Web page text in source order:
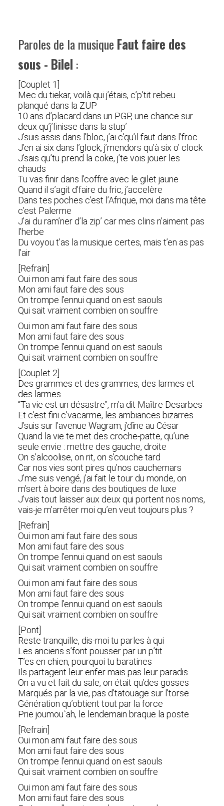
Paroles de la musique Faut faire des
sous - Bilel :
[Couplet 1]
Mec du tiekar, voilà qui j’étais, c’p’tit rebeu
planqué dans la ZUP
10 ans d’placard dans un PGP, une chance sur
deux qu’j’finisse dans la stup’
J’suis assis dans l’bloc, j’ai c’qu’il faut dans l’froc
J’en ai six dans l’glock, j’mendors qu’à six o’ clock
J’sais qu’tu prend la coke, j’te vois jouer les
chauds
Tu vas finir dans l’coffre avec le gilet jaune
Quand il s’agit d’faire du fric, j’accelère
Dans tes poches c’est l’Afrique, moi dans ma tête
c’est Palerme
J’ai du ram’ner d’la zip’ car mes clins n’aiment pas
l’herbe
Du voyou t’as la musique certes, mais t’en as pas
l’air
[Refrain]
Oui mon ami faut faire des sous
Mon ami faut faire des sous
On trompe l’ennui quand on est saouls
Qui sait vraiment combien on souffre
Oui mon ami faut faire des sous
Mon ami faut faire des sous
On trompe l’ennui quand on est saouls
Qui sait vraiment combien on souffre
[Couplet 2]
Des grammes et des grammes, des larmes et
des larmes
“Ta vie est un désastre”, m’a dit Maître Desarbes
Et c’est fini c’vacarme, les ambiances bizarres
J’suis sur l’avenue Wagram, j’dîne au César
Quand la vie te met des croche-patte, qu’une
seule envie : mettre des gauche, droite
On s’alcoolise, on rit, on s’couche tard
Car nos vies sont pires qu’nos cauchemars
J’me suis vengé, j’ai fait le tour du monde, on
m’sert à boire dans des boutiques de luxe
J’vais tout laisser aux deux qui portent nos noms,
vais-je m’arrêter moi qu’en veut toujours plus ?
[Refrain]
Oui mon ami faut faire des sous
Mon ami faut faire des sous
On trompe l’ennui quand on est saouls
Qui sait vraiment combien on souffre
Oui mon ami faut faire des sous
Mon ami faut faire des sous
On trompe l’ennui quand on est saouls
Qui sait vraiment combien on souffre
[Pont]
Reste tranquille, dis-moi tu parles à qui
Les anciens s’font pousser par un p’tit
T’es en chien, pourquoi tu baratines
Ils partagent leur enfer mais pas leur paradis
On a vu et fait du sale, on était qu’des gosses
Marqués par la vie, pas d’tatouage sur l’torse
Génération qu’obtient tout par la force
Prie joumou`ah, le lendemain braque la poste
[Refrain]
Oui mon ami faut faire des sous
Mon ami faut faire des sous
On trompe l’ennui quand on est saouls
Qui sait vraiment combien on souffre
Oui mon ami faut faire des sous
Mon ami faut faire des sous